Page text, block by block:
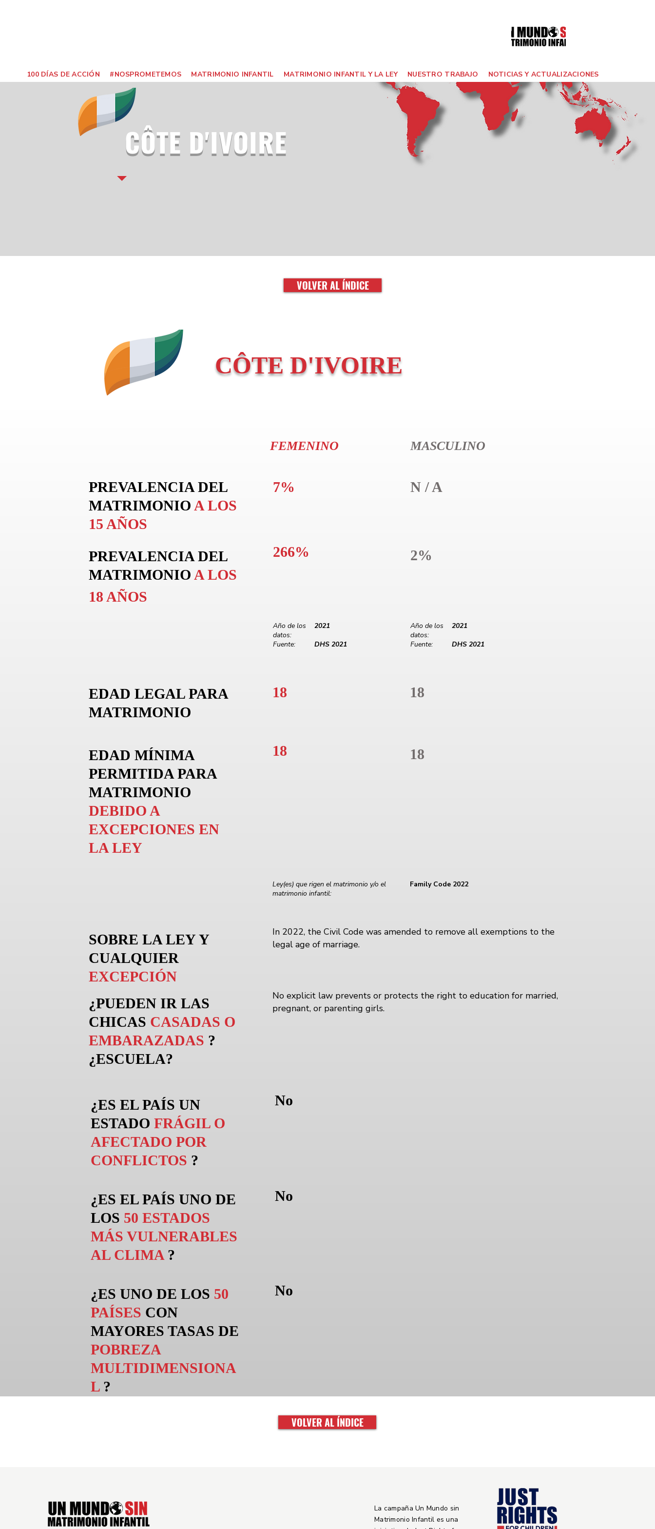
CÔTE D'IVOIRE
VOLVER AL ÍNDICE
CÔTE D'IVOIRE
PREVALENCIA DEL
MATRIMONIO A LOS
15 AÑOS
PREVALENCIA DEL
MATRIMONIO A LOS
18 AÑOS
FEMENINO MASCULINO
7% N / A
266% 2%
Año de los
datos:
2021
Fuente:
DHS 2021
Año de los
datos:
2021
Fuente:
DHS 2021
EDAD LEGAL PARA
MATRIMONIO
18 18
EDAD MÍNIMA
PERMITIDA PARA
MATRIMONIO
DEBIDO A
EXCEPCIONES EN
LA LEY
18 18
Ley(es) que rigen el matrimonio y/o el
matrimonio infantil:
Family Code 2022
SOBRE LA LEY Y
CUALQUIER
EXCEPCIÓN
In 2022, the Civil Code was amended to remove all exemptions to the
legal age of marriage.
¿PUEDEN IR LAS
CHICAS CASADAS O
EMBARAZADAS ?
¿ESCUELA?
No explicit law prevents or protects the right to education for married,
pregnant, or parenting girls.
¿ES EL PAÍS UN
ESTADO FRÁGIL O
AFECTADO POR
CONFLICTOS ?
No
¿ES EL PAÍS UNO DE
LOS 50 ESTADOS
MÁS VULNERABLES
AL CLIMA ?
No
¿ES UNO DE LOS 50
PAÍSES CON
MAYORES TASAS DE
POBREZA
MULTIDIMENSIONA
L ?
No
VOLVER AL ÍNDICE
100 DÍAS DE ACCIÓN #NOSPROMETEMOS MATRIMONIO INFANTIL MATRIMONIO INFANTIL Y LA LEY NUESTRO TRABAJO NOTICIAS Y ACTUALIZACIONES
La campaña Un Mundo sin
Matrimonio Infantil es una